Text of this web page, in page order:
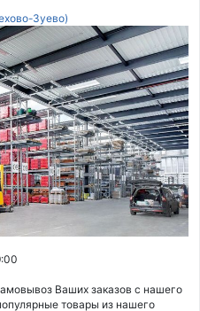
Зуево)
Ваших заказов с нашего
товары из нашего